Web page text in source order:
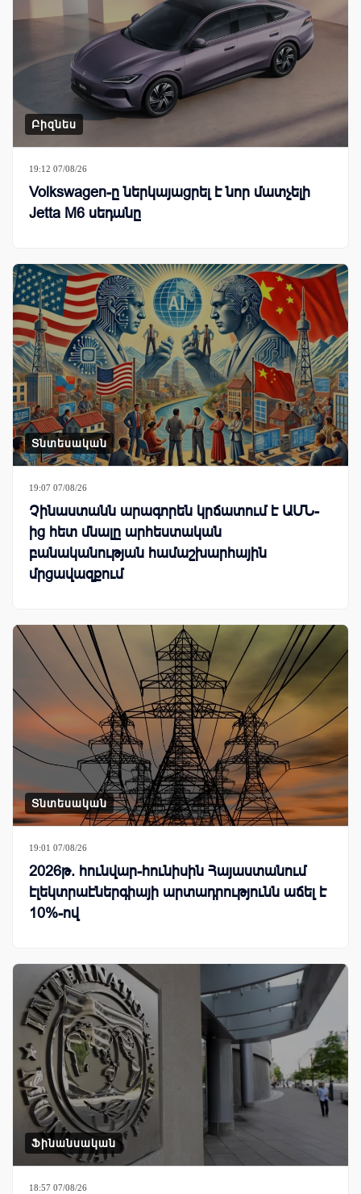
Բիզնես
19:12 07/08/26
Volkswagen-ը ներկայացրել է նոր մատչելի
Jetta M6 սեդանը
Տնտեսական
19:07 07/08/26
Չինաստանն արագորեն կրճատում է ԱՄՆ-
ից հետ մնալը արհեստական
բանականության համաշխարհային
մրցավազքում
Տնտեսական
19:01 07/08/26
2026թ. հունվար-հունիսին Հայաստանում
էլեկտրաէներգիայի արտադրությունն աճել է
10%-ով
Ֆինանսական
18:57 07/08/26